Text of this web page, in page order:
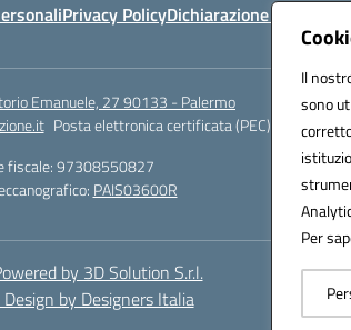
Il
sono
Per
Privacy PolicyDichiarazione di
Emanuele, 27 90133 - Palermo
Posta elettronica certificata (PEC):
fiscale: 97308550827
PAIS03600R
by 3D Solution S.r.l.
by Designers Italia